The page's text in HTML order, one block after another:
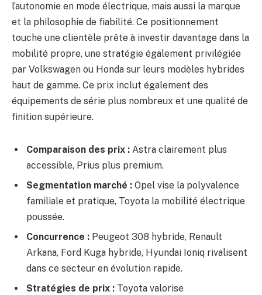
l’autonomie en mode électrique, mais aussi la marque
et la philosophie de fiabilité. Ce positionnement
touche une clientèle prête à investir davantage dans la
mobilité propre, une stratégie également privilégiée
par Volkswagen ou Honda sur leurs modèles hybrides
haut de gamme. Ce prix inclut également des
équipements de série plus nombreux et une qualité de
finition supérieure.
Comparaison des prix : Astra clairement plus
accessible, Prius plus premium.
Segmentation marché : Opel vise la polyvalence
familiale et pratique, Toyota la mobilité électrique
poussée.
Concurrence : Peugeot 308 hybride, Renault
Arkana, Ford Kuga hybride, Hyundai Ioniq rivalisent
dans ce secteur en évolution rapide.
Stratégies de prix : Toyota valorise